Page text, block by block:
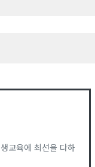
교육에 최선을 다하